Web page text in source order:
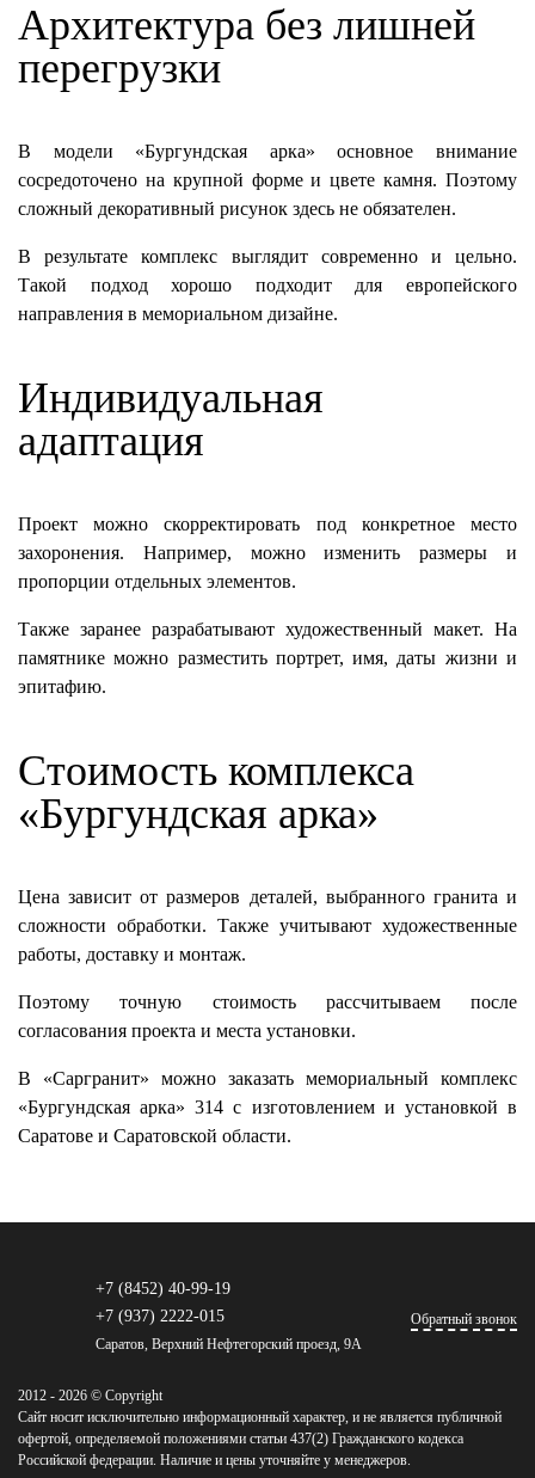
Архитектура без лишней
перегрузки
В модели «Бургундская арка» основное внимание
сосредоточено на крупной форме и цвете камня. Поэтому
сложный декоративный рисунок здесь не обязателен.
В результате комплекс выглядит современно и цельно.
Такой подход хорошо подходит для европейского
направления в мемориальном дизайне.
Индивидуальная
адаптация
Проект можно скорректировать под конкретное место
захоронения. Например, можно изменить размеры и
пропорции отдельных элементов.
Также заранее разрабатывают художественный макет. На
памятнике можно разместить портрет, имя, даты жизни и
эпитафию.
Стоимость комплекса
«Бургундская арка»
Цена зависит от размеров деталей, выбранного гранита и
сложности обработки. Также учитывают художественные
работы, доставку и монтаж.
Поэтому точную стоимость рассчитываем после
согласования проекта и места установки.
В «Саргранит» можно заказать мемориальный комплекс
«Бургундская арка» 314 с изготовлением и установкой в
Саратове и Саратовской области.
+7 (8452) 40-99-19
+7 (937) 2222-015
Саратов, Верхний Нефтегорский проезд, 9А
Обратный звонок
2012 - 2026 © Copyright
Сайт носит исключительно информационный характер, и не является публичной
офертой, определяемой положениями статьи 437(2) Гражданского кодекса
Российской федерации. Наличие и цены уточняйте у менеджеров.